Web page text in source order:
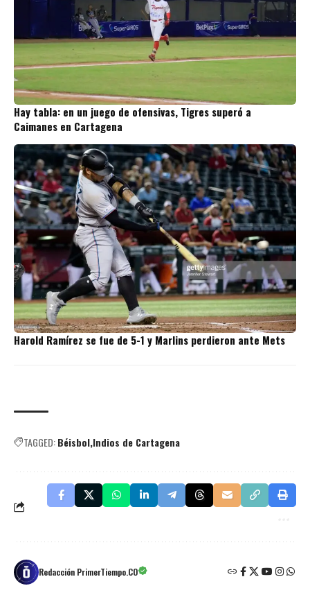
Hay tabla: en un juego de ofensivas, Tigres superó a
Caimanes en Cartagena
Harold Ramírez se fue de 5-1 y Marlins perdieron ante Mets
TAGGED:Béisbol Indios de Cartagena
Redacción PrimerTiempo.CO